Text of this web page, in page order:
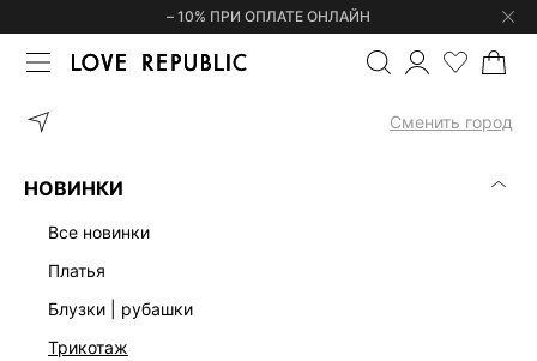
– 10% ПРИ ОПЛАТЕ ОНЛАЙН
Сменить город
НОВИНКИ
все новинки
платья
блузки | рубашки
трикотаж
ГЛАВНАЯ БОДИ С